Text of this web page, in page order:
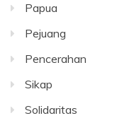
Papua
Pejuang
Pencerahan
Sikap
Solidaritas